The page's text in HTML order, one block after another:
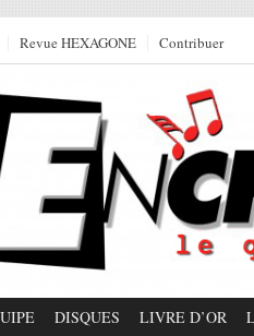
Revue HEXAGONE Contribuer
DISQUES LIVRE D’OR